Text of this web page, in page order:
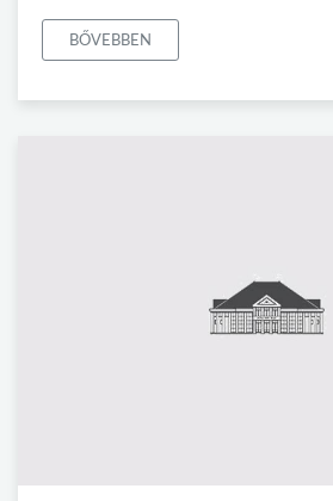
BŐVEBBEN